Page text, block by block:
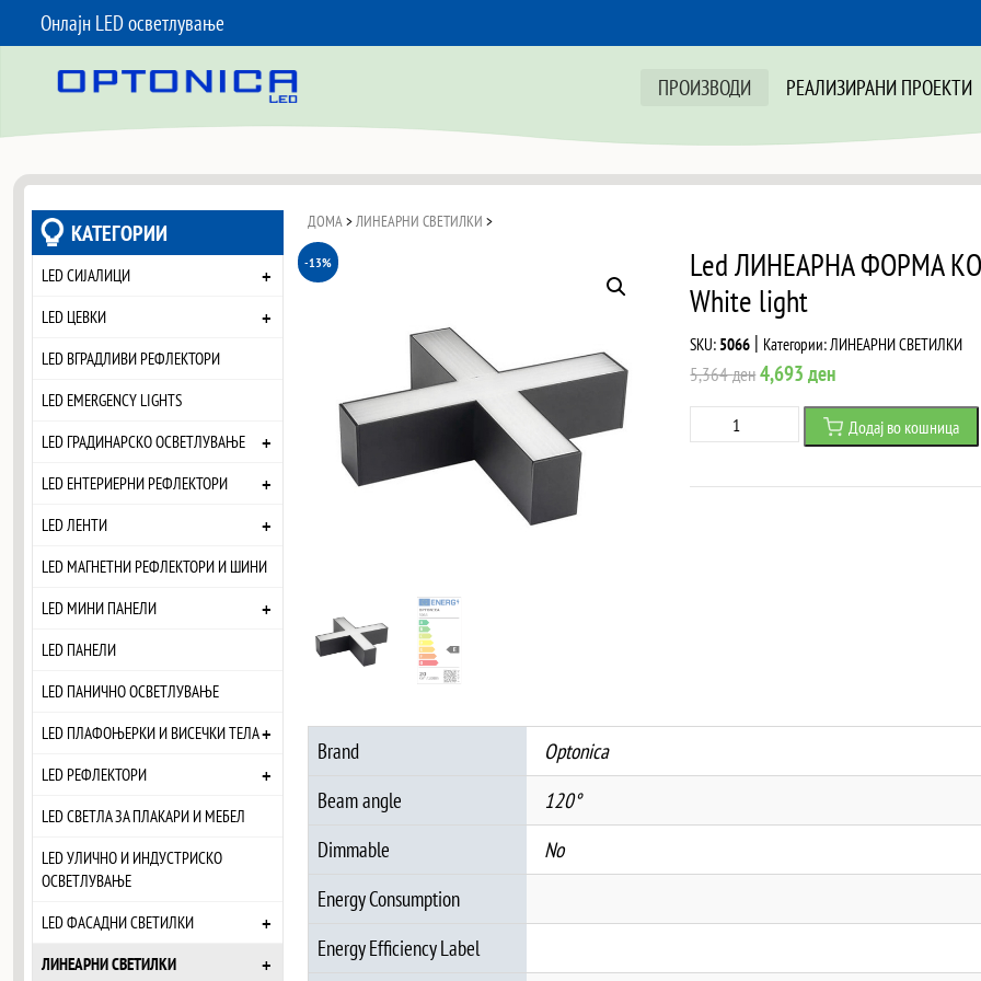
Онлајн LED осветлување
ПРОИЗВОДИ
РЕАЛИЗИРАНИ ПРОЕКТИ
КАТЕГОРИИ
LED СИЈАЛИЦИ +
LED ЦЕВКИ +
LED ВГРАДЛИВИ РЕФЛЕКТОРИ
LED EMERGENCY LIGHTS
LED ГРАДИНАРСКО ОСВЕТЛУВАЊЕ
+
LED ЕНТЕРИЕРНИ РЕФЛЕКТОРИ +
LED ЛЕНТИ +
LED МАГНЕТНИ РЕФЛЕКТОРИ И ШИНИ
LED МИНИ ПАНЕЛИ
+
LED ПАНЕЛИ
LED ПАНИЧНО ОСВЕТЛУВАЊЕ
LED ПЛАФОЊЕРКИ И ВИСЕЧКИ ТЕЛА+
LED РЕФЛЕКТОРИ +
LED СВЕТЛА ЗА ПЛАКАРИ И МЕБЕЛ
LED УЛИЧНО И ИНДУСТРИСКО
ОСВЕТЛУВАЊЕ
LED ФАСАДНИ СВЕТИЛКИ
+
ЛИНЕАРНИ СВЕТИЛКИ
+
ДОМА > ЛИНЕАРНИ СВЕТИЛКИ >
-13%
Led ЛИНЕАРНА ФОРМА
White light
SKU: 5066 | Категории:ЛИНЕАРНИ СВЕТИЛКИ
5,364денOriginal
price
4,693денCurrent
price
is:
ЛИНЕАРНА
ФОРМА
количина
Додај во кошница
Brand
Optonica
Beam angle
120°
Dimmable
No
Energy Consumption
Energy Efficiency Label